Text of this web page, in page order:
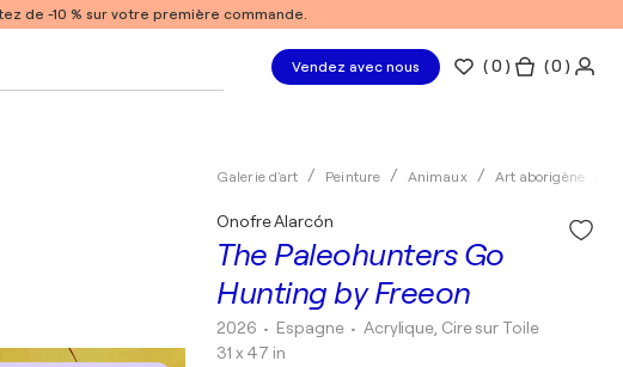
de -10 % sur votre première commande.
Vendez avec nous (0 ) ( 0 )
Galerie d'art Peinture Animaux Art aborigène
The Paleohunters Go
Hunting by Freeon
Onofre Alarcón
2026 • Espagne • Acrylique, Cire sur Toile
31 x 47 in